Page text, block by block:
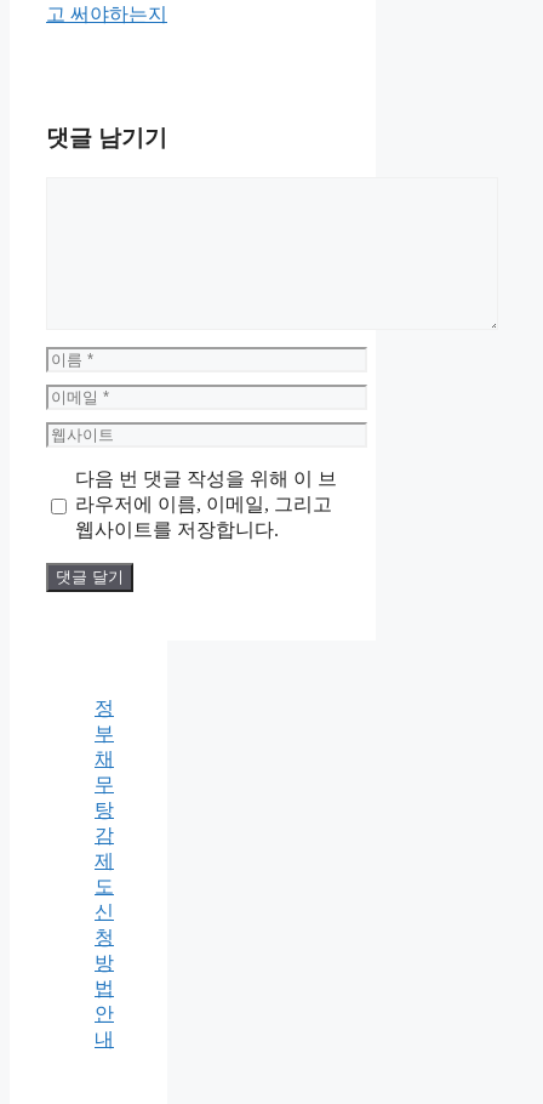
고 써야하는지
댓글 남기기
이
름
이
메
일
웹
트
다음 번 댓글 작성을 위해 이 브
라우저에 이름, 이메일, 그리고
웹사이트를 저장합니다.
정
부
채
무
탕
감
제
도
신
청
방
법
안
내